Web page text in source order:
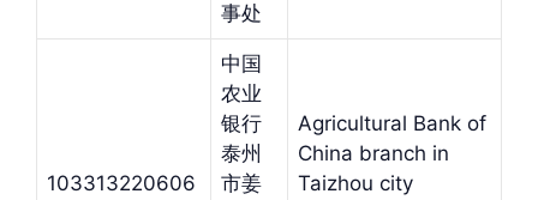
事处
103313220606
中国
农业
银行
泰州
市姜
Agricultural Bank of
China branch in
Taizhou city